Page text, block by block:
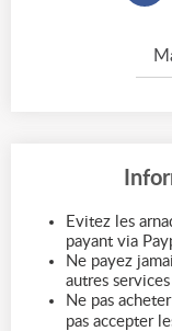
Evitez les
payant via
Ne payez
autres
Ne pas
pas accepter